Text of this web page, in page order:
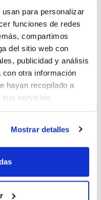
para personalizar
funciones de redes
compartimos
del sitio web con
publicidad y análisis
con otra información
hayan recopilado a
servicios.
Mostrar detalles
de competición de
a la
el grupo B en la
que se encuentra el
de la